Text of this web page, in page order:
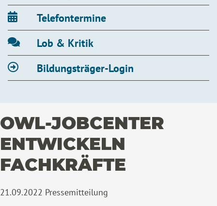
Telefontermine
Lob & Kritik
Bildungsträger-Login
OWL-JOBCENTER
ENTWICKELN
FACHKRÄFTE
21.09.2022 Pressemitteilung